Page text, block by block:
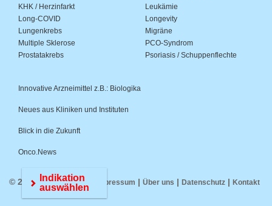
KHK / Herzinfarkt
Leukämie
Long-COVID
Longevity
Lungenkrebs
Migräne
Multiple Sklerose
PCO-Syndrom
Prostatakrebs
Psoriasis / Schuppenflechte
Innovative Arzneimittel z.B.: Biologika
Neues aus Kliniken und Instituten
Blick in die Zukunft
Onco.News
© 2026 Medwiss.de | Impressum | Über uns | Datenschutz | Kontakt
Indikation
auswählen